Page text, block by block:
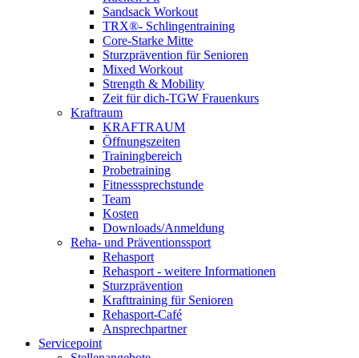
Sandsack Workout
TRX®- Schlingentraining
Core-Starke Mitte
Sturzprävention für Senioren
Mixed Workout
Strength & Mobility
Zeit für dich-TGW Frauenkurs
Kraftraum
KRAFTRAUM
Öffnungszeiten
Trainingbereich
Probetraining
Fitnesssprechstunde
Team
Kosten
Downloads/Anmeldung
Reha- und Präventionssport
Rehasport
Rehasport - weitere Informationen
Sturzprävention
Krafttraining für Senioren
Rehasport-Café
Ansprechpartner
Servicepoint